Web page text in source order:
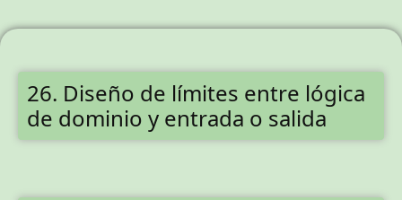
26. Diseño de límites entre lógica
de dominio y entrada o salida